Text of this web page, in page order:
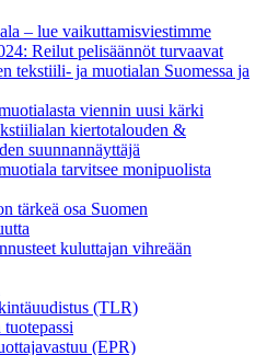
– lue vaikuttamis­viestimme
Reilut pelisäännöt turvaavat
tekstiili- ja muotialan Suomessa ja
viennin uusi kärki
kiertotalouden &
suunnannäyttäjä
tarvitsee monipuolista
tärkeä osa Suomen
kuluttajan vihreään
(TLR)
(EPR)